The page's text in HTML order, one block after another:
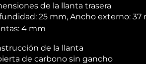
de la llanta trasera
25 mm, Ancho externo:
4 mm
de la llanta
de carbono sin gancho